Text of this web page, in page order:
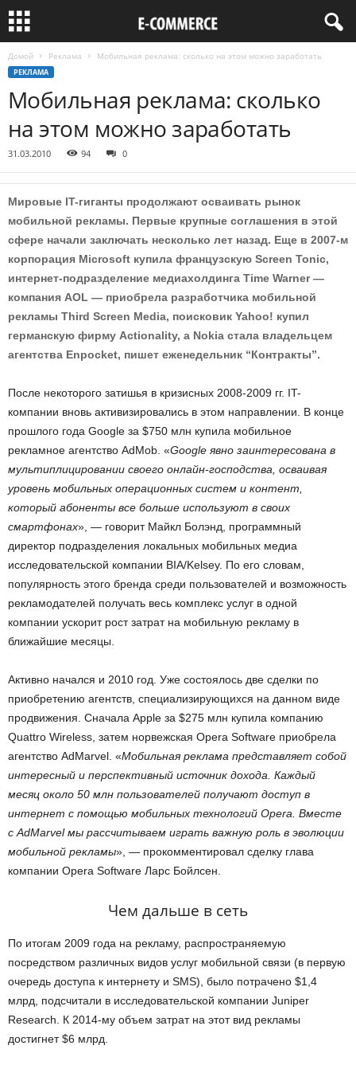
Домой Реклама Мобильная реклама: сколько на этом можно заработать
РЕКЛАМА
Мобильная реклама: сколько
на этом можно заработать
31.03.2010 94 0
Мировые IT-ги­ган­ты про­дол­жают осваивать рынок
мобильной рек­ла­мы. Первые круп­ные соглашения в этой
сфере начали заключать несколько лет назад. Еще в 2007-м
корпорация Microsoft купила французскую Screen Tonic,
интернет-подраз­де­ление медиахолдинга Time Warner —
компания AOL — приобрела разработчика мобильной
рекламы Third Screen Media, поисковик Yahoo! купил
герман­с­кую фирму Actionality, а Nokia стала вла­дель­цем
агентства Enpocket, пишет еженедельник “Контракты”.
После некоторого затишья в кризисных 2008-2009 гг. IT-
компании вновь активизировались в этом направлении. В конце
прошлого года Google за $750 млн купила мобильное
рекламное агентство AdMob. «Google явно заинтересована в
мультиплицировании своего онлайн-господ­ства, осваивая
уровень мобильных операционных систем и контент,
который абоненты все больше используют в своих
смартфонах», — говорит Майкл Болэнд, программный
директор подразделения локальных мобильных медиа
исследовательской компании BIA/Kelsey. По его словам,
популярность этого бренда среди пользователей и возможность
рекламодателей получать весь комплекс услуг в одной
компании ускорит рост затрат на мобильную рекламу в
ближайшие месяцы.
Активно начался и 2010 год. Уже состоялось две сделки по
приобретению агентств, специализирующихся на данном виде
продвижения. Сначала Apple за $275 млн купила компанию
Quattro Wire­less, затем норвежская Opera Soft­ware приобрела
агентство AdMar­vel. «Мобильная реклама представляет собой
интересный и перспективный источник дохода. Каждый
месяц около 50 млн пользователей получают доступ в
интернет с помощью мобильных технологий Opera. Вместе
с Ad­Mar­vel мы рассчитываем играть важную роль в эволюции
мобильной рекламы», — прокомментировал сделку глава
компании Opera Software Ларс Бойлсен.
Чем дальше в сеть
По итогам 2009 года на рекламу, распространяемую
посредством различных видов услуг мобильной связи (в первую
очередь доступа к интернету и SMS), было потрачено $1,4
млрд, подсчитали в исследовательской компании Juniper
Research. К 2014-му объем затрат на этот вид рекламы
достигнет $6 млрд.